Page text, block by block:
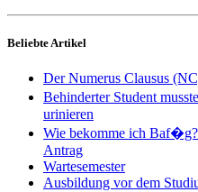
Beliebte Artikel
Der Numerus Clausus
Behinderter Student
urinieren
Wie bekomme ich
Antrag
Wartesemester
Ausbildung vor dem